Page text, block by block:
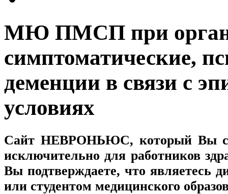
МЮ ПМСП при
симптоматические,
деменции в связи с
условиях
Сайт НЕВРОНЬЮС, который Вы
исключительно для работников
Вы подтверждаете, что являетесь
или студентом медицинского